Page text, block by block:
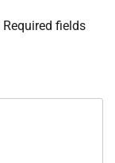
Required fields